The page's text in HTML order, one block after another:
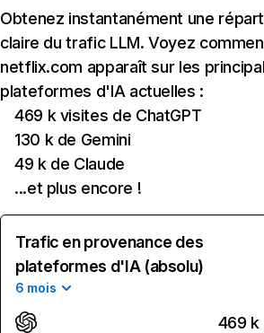
Obtenez instantanément une
claire du trafic LLM. Voyez
netflix.com apparaît sur les
plateformes d'IA actuelles :
469 k visites de ChatGPT
130 k de Gemini
49 k de Claude
...et plus encore !
Trafic en provenance des
plateformes d'IA (absolu)
6 mois
469 k